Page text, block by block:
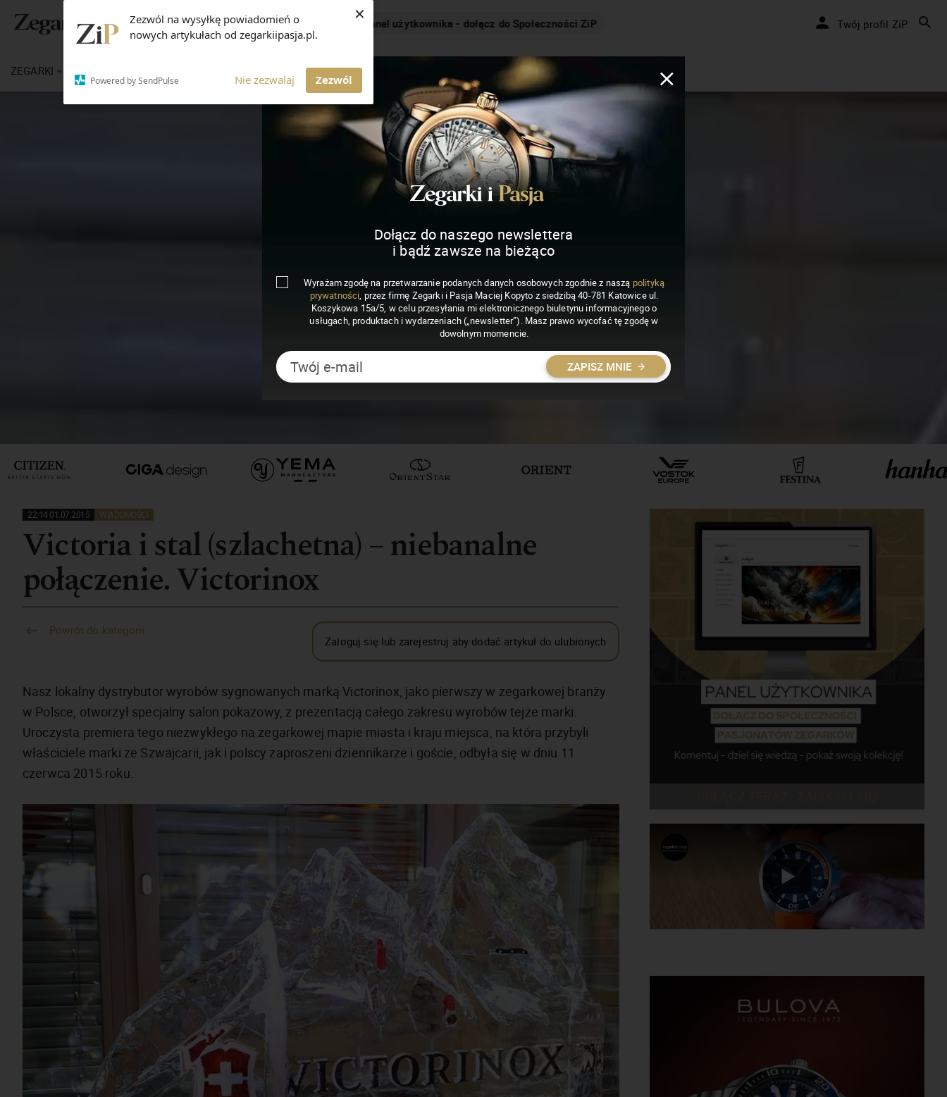
Zezwól na wysyłkę powiadomień o
nowych artykułach od zegarkiipasja.pl.
Powered by SendPulse Nie zezwalaj Zezwól
× Nakręcamy pozytywnie... cały czas! Twój profil ZiP
ZEGARKI MAGAZYN ZEGARKI I PASJA
22:14 01.07.2015 WIADOMOŚCI
Victoria i stal (szlachetna) – niebanalne
połączenie. Victorinox
Powrót do kategorii
Zaloguj się lub zarejestruj aby dodać artykuł do ulubionych
Nasz lokalny dystrybutor wyrobów sygnowanych marką Victorinox, jako pierwszy w zegarkowej branży
w Polsce, otworzył specjalny salon pokazowy, z prezentacją całego zakresu wyrobów tejże marki.
Uroczysta premiera tego niezwykłego na zegarkowej mapie miasta i kraju miejsca, na która przybyli
właściciele marki ze Szwajcarii, jak i polscy zaproszeni dziennikarze i goście, odbyła się w dniu 11
czerwca 2015 roku.
Dołącz do naszego newslettera
i bądź zawsze na bieżąco
Wyrażam zgodę na przetwarzanie podanych danych osobowych zgodnie z naszą polityką
prywatności, przez firmę Zegarki i Pasja Maciej Kopyto z siedzibą 40-781 Katowice ul.
Koszykowa 15a/5, w celu przesyłania mi elektronicznego biuletynu informacyjnego o
usługach, produktach i wydarzeniach („newsletter”). Masz prawo wycofać tę zgodę w
dowolnym momencie.
ZAPISZ MNIE